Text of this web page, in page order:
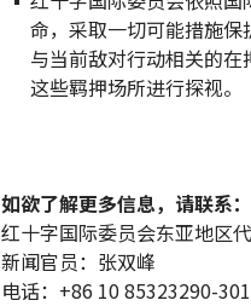
命，采取一切可能措施
与当前敌对行动相关的
这些羁押场所进行探视。
如欲了解更多信息，请联系：
红十字国际委员会东亚地区
新闻官员：张双峰
电话：+86 10 85323290-301